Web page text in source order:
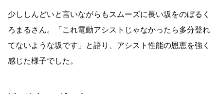
少ししんどいと言いながらもスムーズに長い坂をのぼるく
ろまるさん。「これ電動アシストじゃなかったら多分登れ
てないような坂です」と語り、アシスト性能の恩恵を強く
感じた様子でした。